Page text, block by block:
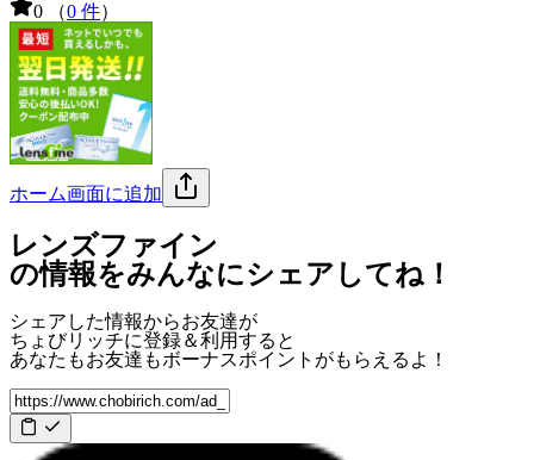
0 （0 件）
ホーム画面に追加
レンズファイン
の情報をみんなにシェアしてね！
シェアした情報からお友達が
ちょびリッチに登録＆利用すると
あなたもお友達もボーナスポイント がもらえるよ！